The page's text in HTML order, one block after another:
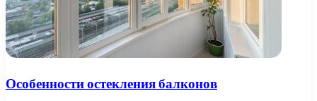
Особенности остекления балконов